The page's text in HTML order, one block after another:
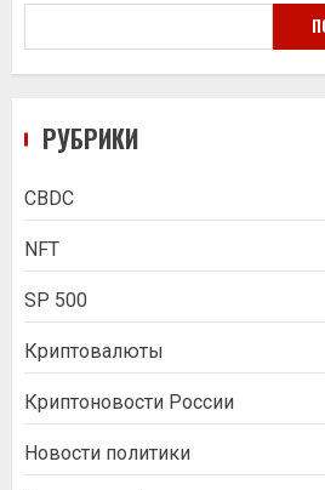
РУБРИКИ
CBDC
NFT
SP 500
Криптовалюты
Криптоновости России
Новости политики